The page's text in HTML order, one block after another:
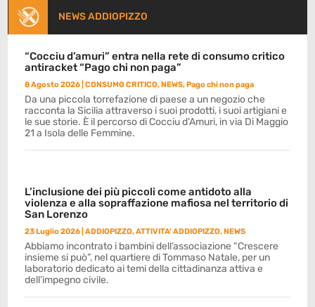
NEWS ADDIOPIZZO
“Cocciu d’amuri” entra nella rete di consumo critico
antiracket “Pago chi non paga”
8 Agosto 2026 |CONSUMO CRITICO,NEWS,Pago chi non paga
Da una piccola torrefazione di paese a un negozio che
racconta la Sicilia attraverso i suoi prodotti, i suoi artigiani e
le sue storie. È il percorso di Cocciu d’Amuri, in via Di Maggio
21 a Isola delle Femmine.
L’inclusione dei più piccoli come antidoto alla
violenza e alla sopraffazione mafiosa nel territorio di
San Lorenzo
23 Luglio 2026 |ADDIOPIZZO,ATTIVITA' ADDIOPIZZO,NEWS
Abbiamo incontrato i bambini dell’associazione “Crescere
insieme si può”, nel quartiere di Tommaso Natale, per un
laboratorio dedicato ai temi della cittadinanza attiva e
dell’impegno civile.